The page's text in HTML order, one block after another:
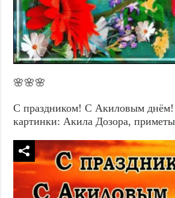
🌸🌸🌸
С праздником! С Акиловым
картинки: Акила Дозора, приметы